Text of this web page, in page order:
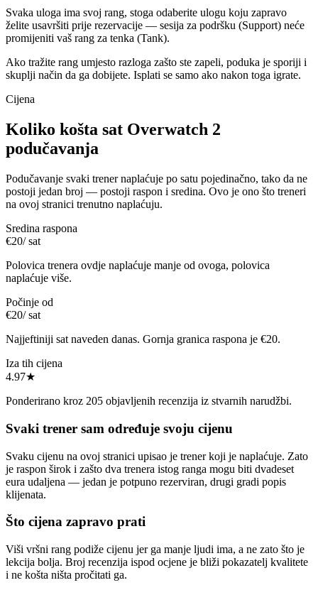
Svaka uloga ima svoj rang, stoga odaberite ulogu koju zapravo
želite usavršiti prije rezervacije — sesija za podršku (Support) neće
promijeniti vaš rang za tenka (Tank).
Ako tražite rang umjesto razloga zašto ste zapeli, poduka je sporiji i
skuplji način da ga dobijete. Isplati se samo ako nakon toga igrate.
Cijena
Koliko košta sat Overwatch 2
podučavanja
Podučavanje svaki trener naplaćuje po satu pojedinačno, tako da ne
postoji jedan broj — postoji raspon i sredina. Ovo je ono što treneri
na ovoj stranici trenutno naplaćuju.
Sredina raspona
€20/ sat
Polovica trenera ovdje naplaćuje manje od ovoga, polovica
naplaćuje više.
Počinje od
€20/ sat
Najjeftiniji sat naveden danas. Gornja granica raspona je €20.
Iza tih cijena
4.97★
Ponderirano kroz 205 objavljenih recenzija iz stvarnih narudžbi.
Svaki trener sam određuje svoju cijenu
Svaku cijenu na ovoj stranici upisao je trener koji je naplaćuje. Zato
je raspon širok i zašto dva trenera istog ranga mogu biti dvadeset
eura udaljena — jedan je potpuno rezerviran, drugi gradi popis
klijenata.
Što cijena zapravo prati
Viši vršni rang podiže cijenu jer ga manje ljudi ima, a ne zato što je
lekcija bolja. Broj recenzija ispod ocjene je bliži pokazatelj kvalitete
i ne košta ništa pročitati ga.